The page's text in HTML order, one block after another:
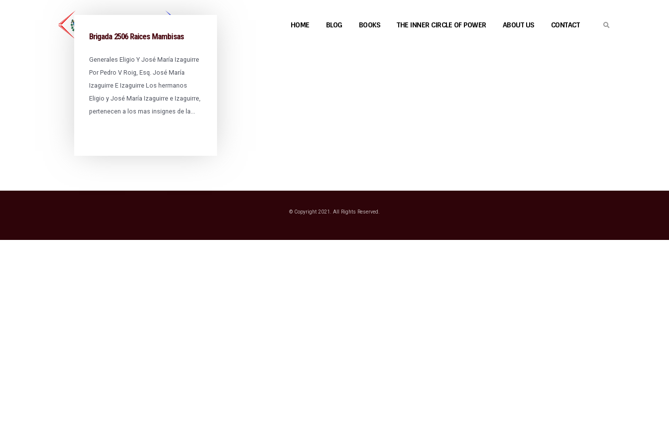
HOME BLOG BOOKS THE INNER CIRCLE OF POWER ABOUT US CONTACT
Brigada 2506 Raices Mambisas
Generales Eligio Y José María Izaguirre
Por Pedro V Roig, Esq. José María
Izaguirre E Izaguirre Los hermanos
Eligio y José María Izaguirre e Izaguirre,
pertenecen a los mas insignes de la...
© Copyright 2021. All Rights Reserved.